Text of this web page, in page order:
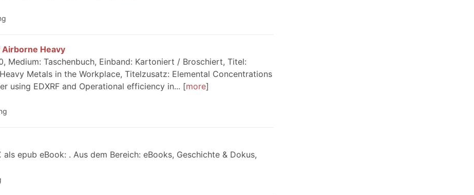
Heavy
Medium: Taschenbuch, Einband: Kartoniert / Broschiert, Titel:
Metals in the Workplace, Titelzusatz: Elemental Concentrations
using EDXRF and Operational efficiency in...
more
epub eBook: . Aus dem Bereich: eBooks, Geschichte & Dokus,